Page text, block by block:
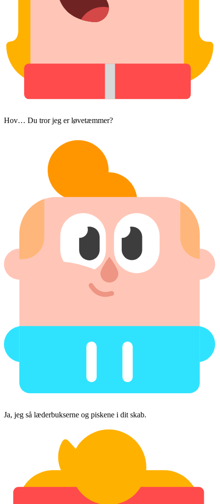
Hov… Du tror jeg er løvetæmmer?
Ja, jeg så læderbukserne og piskene i dit skab.